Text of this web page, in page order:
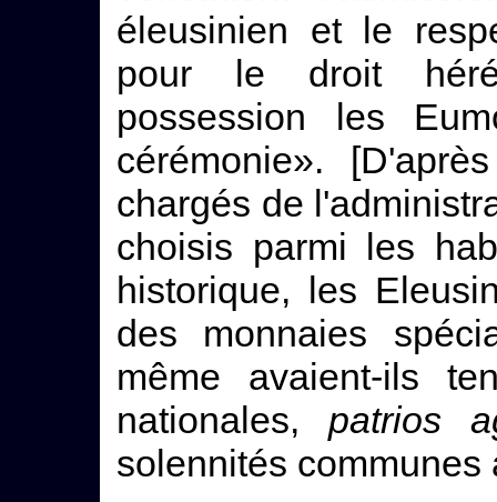
éleusinien et le
pour le droit
possession les
cérémonie».
chargés de
choisis parmi les
historique, les
des monnaies
même avaient-ils
nationales,patrios
solennités communes